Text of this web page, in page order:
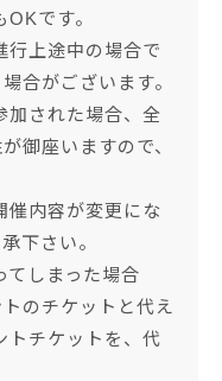
です。
上途中の場合で
合がございます。
された場合、全
御座いますので、
内容が変更にな
下さい。
しまった場合
のチケットと代え
トチケットを、代